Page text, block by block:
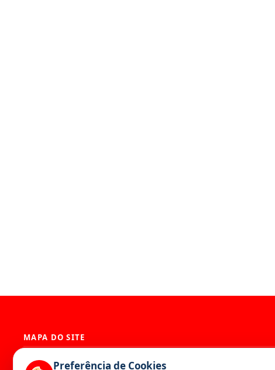
MAPA DO SITE
História Preferência de Cookies